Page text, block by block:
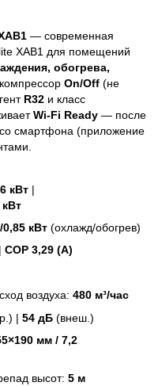
— современная
XAB1 для помещений
обогрева,
On/Off (не
R32 и класс
Wi-Fi Ready — после
смартфона (приложение
кВт |
кВт
0,85 кВт (охлажд/обогрев)
| COP 3,29 (А)
воздуха: 480 м³/час
| 54 дБ (внеш.)
мм / 7,2
высот: 5 м